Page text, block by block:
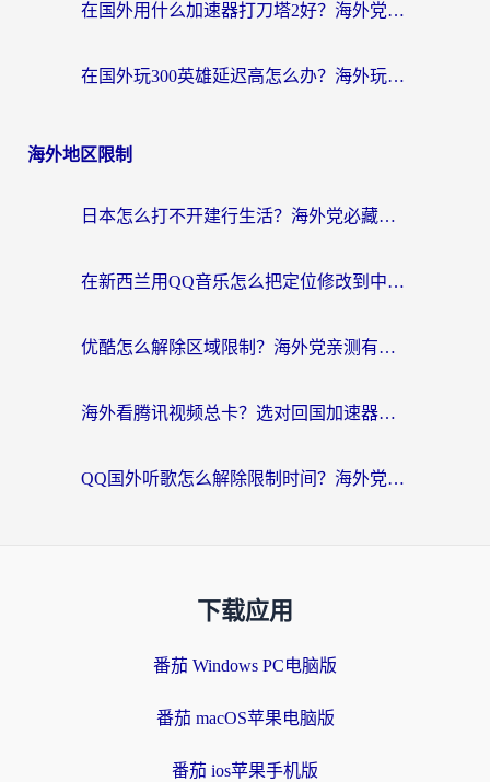
在国外用什么加速器打刀塔2好？海外党国服游戏加速避坑指南
在国外玩300英雄延迟高怎么办？海外玩家亲测有效的加速器选择指南
海外地区限制
日本怎么打不开建行生活？海外党必藏的回国加速指南（含丹麦国外影音问题破解）
在新西兰用QQ音乐怎么把定位修改到中国国内？海外党听歌追剧的实用指南
优酷怎么解除区域限制？海外党亲测有效的回国加速器选择指南
海外看腾讯视频总卡？选对回国加速器，还能解决英国1号店定位+欧洲杯CCTV5直播问题
QQ国外听歌怎么解除限制时间？海外党亲测有效的回国加速方案
下载应用
番茄 Windows PC电脑版
番茄 macOS苹果电脑版
番茄 ios苹果手机版